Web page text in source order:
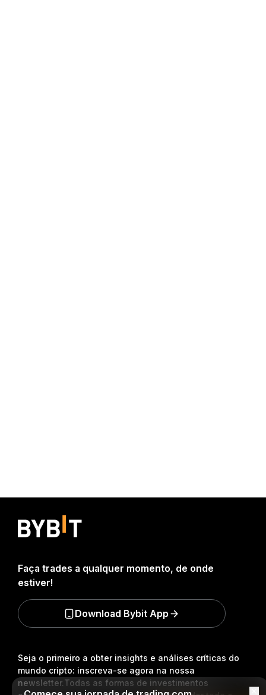
Seja o primeiro a obter insights e análises críticas do
mundo cripto: inscreva-se agora na nossa
newsletter.Todas as formas de investimentos
Faça trades a qualquer momento, de onde
estiver!
Download Bybit App